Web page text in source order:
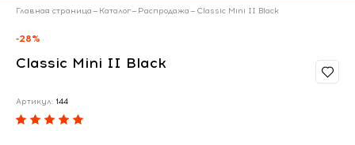
Главная страница— Каталог— Распродажа— Classic Mini II Black
-28%
Classic Mini II Black
Артикул: 144